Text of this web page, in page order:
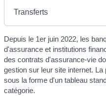
Transferts
Depuis le 1er juin 2022, les
d'assurance et institutions
des contrats d'assurance-vie
gestion sur leur site internet.
sous la forme d'un tableau
catégorie.